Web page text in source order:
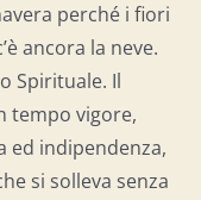
perché i fiori
ancora la neve.
Spirituale. Il
tempo vigore,
ed indipendenza,
si solleva senza